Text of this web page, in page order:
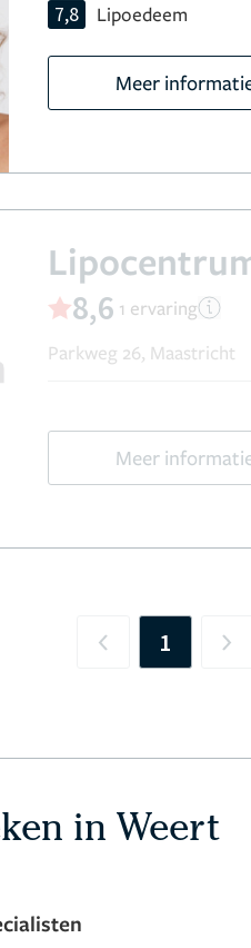
7,8 Lipoedeem
Meer
8,6 1 ervaring
Parkweg 26, Maastricht
Meer
Previous
1
in Weert